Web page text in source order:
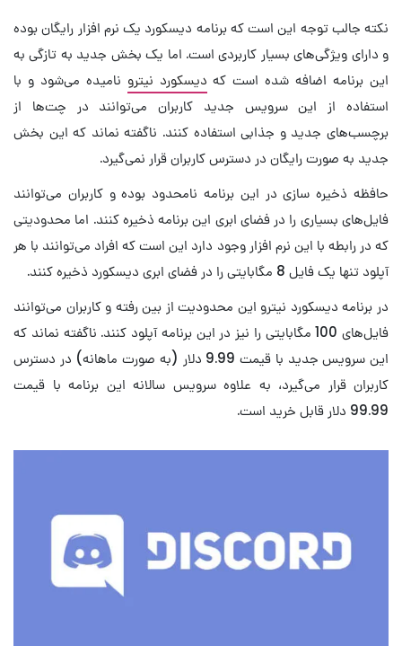
نکته جالب توجه این است که برنامه دیسکورد یک نرم افزار رایگان بوده
و دارای ویژگی‌های بسیار کاربردی است. اما یک بخش جدید به تازگی به
این برنامه اضافه شده است که دیسکورد نیترو نامیده می‌شود و با
استفاده از این سرویس جدید کاربران می‌توانند در چت‌ها از
برچسب‌های جدید و جذابی استفاده کنند. ناگفته نماند که این بخش
جدید به صورت رایگان در دسترس کاربران قرار نمی‌گیرد.
حافظه ذخیره سازی در این برنامه نامحدود بوده و کاربران می‌توانند
فایل‌های بسیاری را در فضای ابری این برنامه ذخیره کنند. اما محدودیتی
که در رابطه با این نرم افزار وجود دارد این است که افراد می‌توانند با هر
آپلود تنها یک فایل 8 مگابایتی را در فضای ابری دیسکورد ذخیره کنند.
در برنامه دیسکورد نیترو این محدودیت از بین رفته و کاربران می‌توانند
فایل‌های 100 مگابایتی را نیز در این برنامه آپلود کنند. ناگفته نماند که
این سرویس جدید با قیمت 9.99 دلار (به صورت ماهانه) در دسترس
کاربران قرار می‌گیرد، به علاوه سرویس سالانه این برنامه با قیمت
99.99 دلار قابل خرید است.